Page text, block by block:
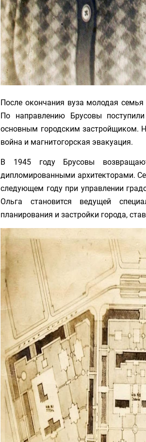
После окончания вуза молодая
По направлению Брусовы
основным городским застройщиком.
война и магнитогорская эвакуация.
В 1945 году Брусовы
дипломированными архитекторами.
следующем году при управлении
Ольга становится ведущей
планирования и застройки города,